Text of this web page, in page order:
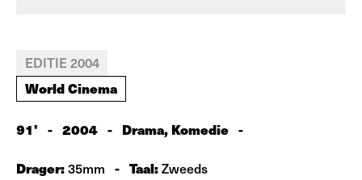
EDITIE 2004
World Cinema
91' - 2004 - Drama, Komedie -
Drager:35mm - Taal:Zweeds